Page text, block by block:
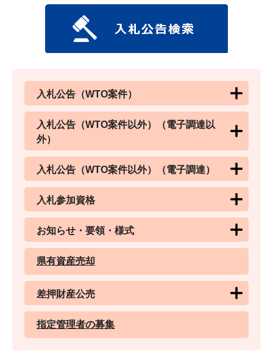
入札公告（WTO案件）
入札公告（WTO案件以外）（電子調達以
外）
入札公告（WTO案件以外）（電子調達）
入札参加資格
お知らせ・要領・様式
県有資産売却
差押財産公売
指定管理者の募集